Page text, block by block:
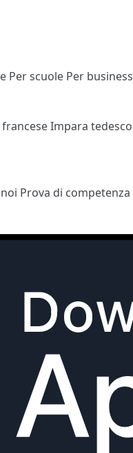
Per scuole Per business
Impara tedesco
Prova di competenza